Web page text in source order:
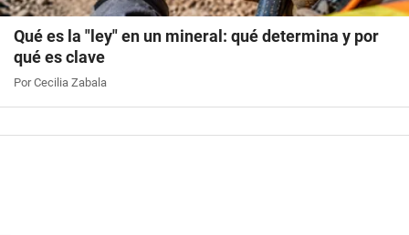
Qué es la "ley" en un mineral: qué determina y por
qué es clave
Por Cecilia Zabala